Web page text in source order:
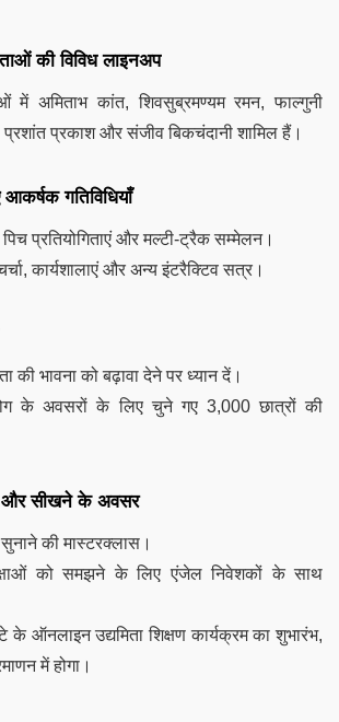
की विविध लाइनअप
में अमिताभ कांत, शिवसुब्रमण्यम रमन, फाल्गुनी
प्रशांत प्रकाश और संजीव बिकचंदानी शामिल हैं।
गतिविधियाँ
प्रतियोगिताएं और मल्टी-ट्रैक सम्मेलन।
कार्यशालाएं और अन्य इंटरैक्टिव सत्र।
की भावना को बढ़ावा देने पर ध्यान दें।
के अवसरों के लिए चुने गए 3,000 छात्रों की
और सीखने के अवसर
की मास्टरक्लास।
को समझने के लिए एंजेल निवेशकों के साथ
ऑनलाइन उद्यमिता शिक्षण कार्यक्रम का शुभारंभ,
में होगा।